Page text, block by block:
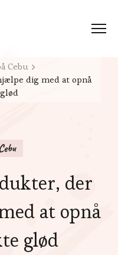
Cebu
dig med at opnå
der
at opnå
glød